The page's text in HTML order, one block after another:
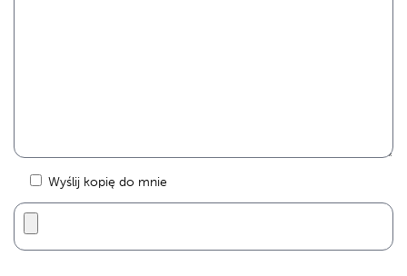
Wyślij kopię do mnie